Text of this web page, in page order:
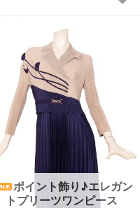
ポイント飾り♪エレガン
トプリーツワンピース